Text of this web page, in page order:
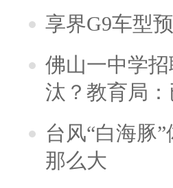
享界G9车型
佛山一中学
汰？教育局
台风“白海豚
那么大